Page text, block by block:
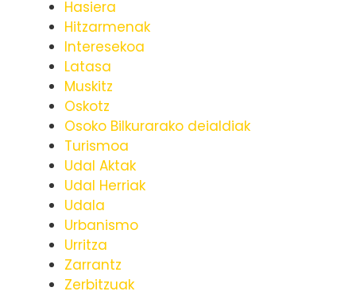
Hasiera
Hitzarmenak
Interesekoa
Latasa
Muskitz
Oskotz
Osoko Bilkurarako deialdiak
Turismoa
Udal Aktak
Udal Herriak
Udala
Urbanismo
Urritza
Zarrantz
Zerbitzuak